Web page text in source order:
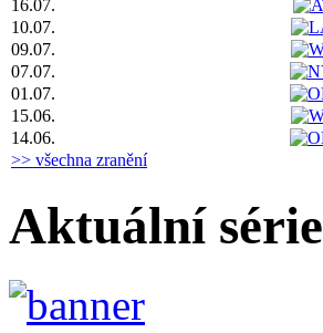
16.07.
10.07.
09.07.
07.07.
01.07.
15.06.
14.06.
>> všechna zranění
Aktuální série